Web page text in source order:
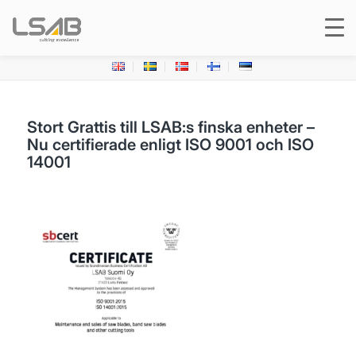
Stort Grattis till LSAB:s finska enheter –
Nu certifierade enligt ISO 9001 och ISO
14001